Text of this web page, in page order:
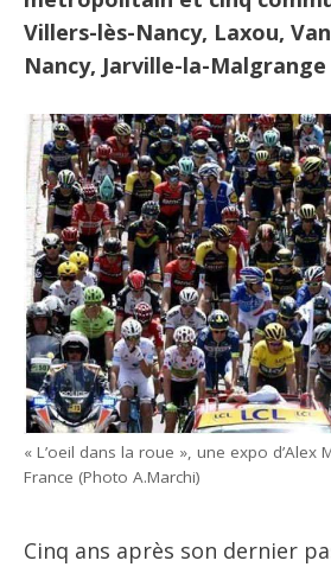
Villers-lès-Nancy, Laxou,
Nancy, Jarville-la-
« L’oeil dans la roue », une expo d’Alex
France (Photo A.Marchi)
Cinq ans après son dernier